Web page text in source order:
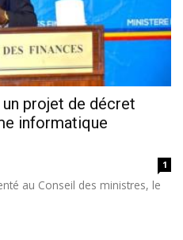
un projet de décret
informatique
1
au Conseil des ministres, le